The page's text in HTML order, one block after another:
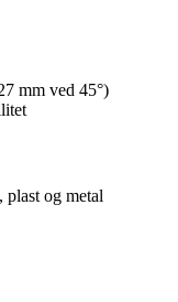
mm ved 45°)
plast og metal